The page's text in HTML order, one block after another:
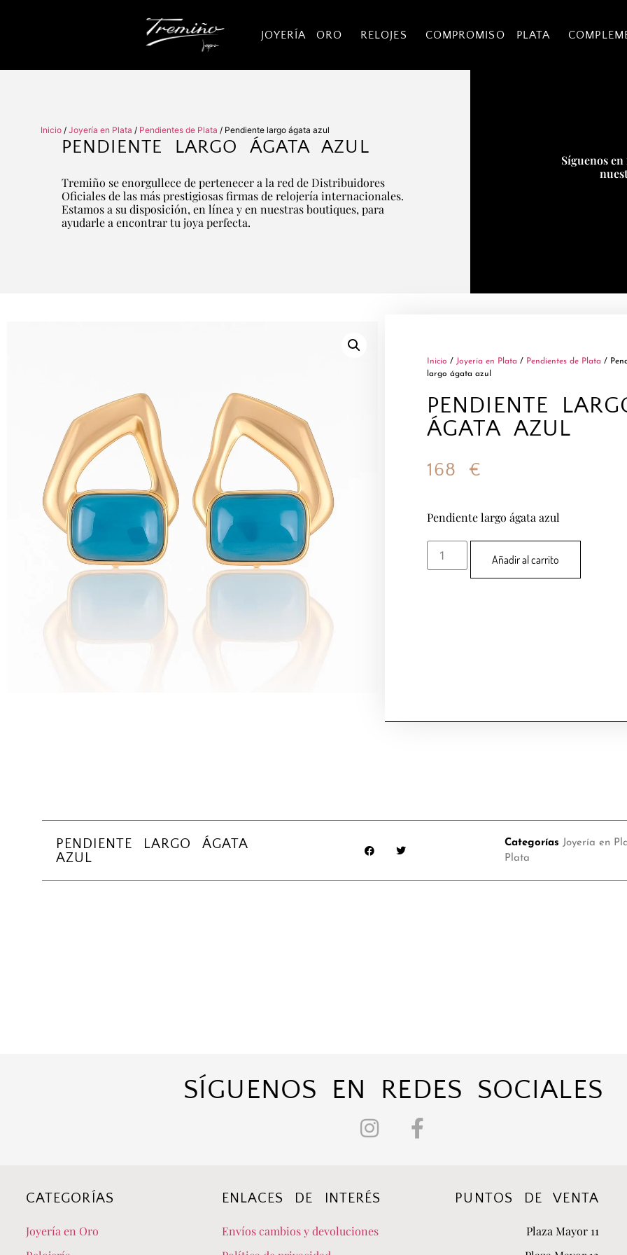
JOYERÍA ORO RELOJES COMPROMISO PLATA
Inicio / Joyería en Plata / Pendientes de Plata / Pendiente largo ágata azul
PENDIENTE LARGO ÁGATA AZUL
Tremiño se enorgullece de pertenecer a la red de Distribuidores
Oficiales de las más prestigiosas firmas de relojería internacionales.
Estamos a su disposición, en línea y en nuestras boutiques, para
ayudarle a encontrar tu joya perfecta.
Síguenos
Inicio / Joyería en Plata / Pendientes de Plata /
largo ágata azul
PENDIENTE
ÁGATA AZUL
168 €
Pendiente largo ágata azul
Añadir al carrito
PENDIENTE LARGO ÁGATA
AZUL
Categorías Joyería en
Plata
SÍGUENOS EN REDES SOCIALES
CATEGORÍAS
Joyería en Oro
ENLACES DE INTERÉS
Envíos cambios y devoluciones
PUNTOS DE VENTA
Plaza Mayor 11